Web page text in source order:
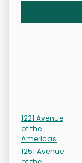
1221 Avenue
of the
Americas
1251 Avenue